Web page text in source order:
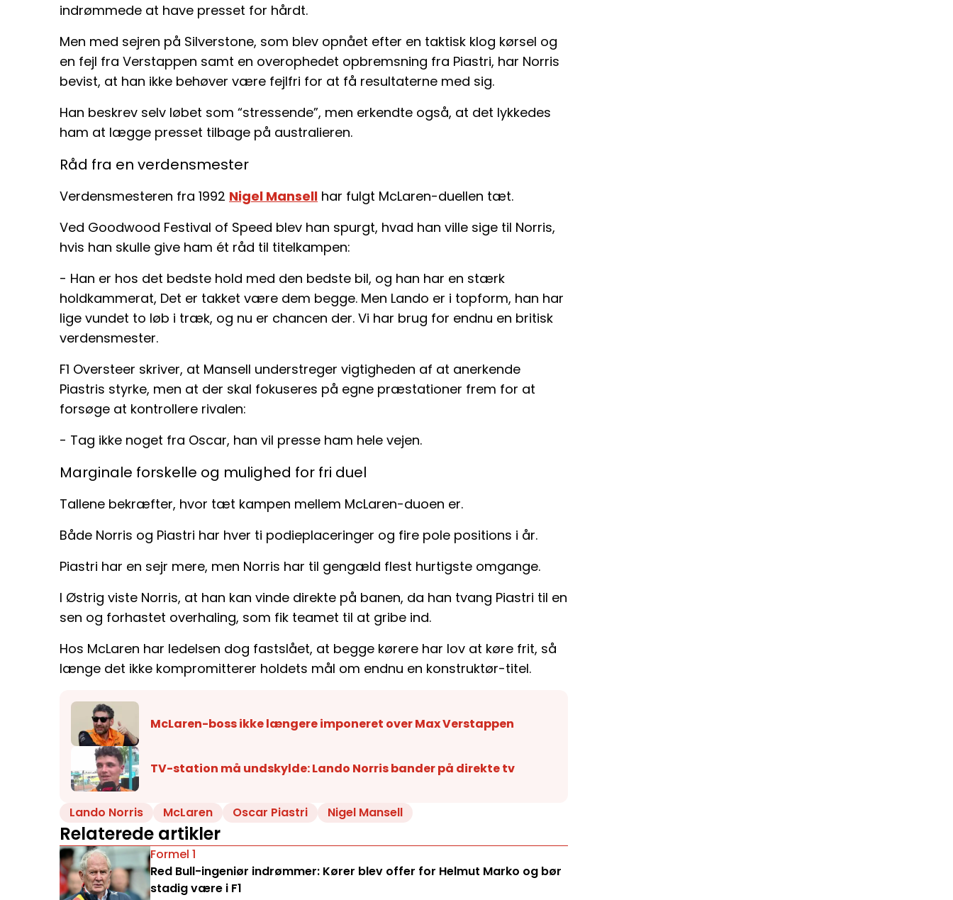
indrømmede at have presset for hårdt.
Men med sejren på Silverstone, som blev opnået efter en taktisk klog kørsel og
en fejl fra Verstappen samt en overophedet opbremsning fra Piastri, har Norris
bevist, at han ikke behøver være fejlfri for at få resultaterne med sig.
Han beskrev selv løbet som “stressende”, men erkendte også, at det lykkedes
ham at lægge presset tilbage på australieren.
Råd fra en verdensmester
Verdensmesteren fra 1992 Nigel Mansell har fulgt McLaren-duellen tæt.
Ved Goodwood Festival of Speed blev han spurgt, hvad han ville sige til Norris,
hvis han skulle give ham ét råd til titelkampen:
- Han er hos det bedste hold med den bedste bil, og han har en stærk
holdkammerat, Det er takket være dem begge. Men Lando er i topform, han har
lige vundet to løb i træk, og nu er chancen der. Vi har brug for endnu en britisk
verdensmester.
F1 Oversteer skriver, at Mansell understreger vigtigheden af at anerkende
Piastris styrke, men at der skal fokuseres på egne præstationer frem for at
forsøge at kontrollere rivalen:
- Tag ikke noget fra Oscar, han vil presse ham hele vejen.
Marginale forskelle og mulighed for fri duel
Tallene bekræfter, hvor tæt kampen mellem McLaren-duoen er.
Både Norris og Piastri har hver ti podieplaceringer og fire pole positions i år.
Piastri har en sejr mere, men Norris har til gengæld flest hurtigste omgange.
I Østrig viste Norris, at han kan vinde direkte på banen, da han tvang Piastri til en
sen og forhastet overhaling, som fik teamet til at gribe ind.
Hos McLaren har ledelsen dog fastslået, at begge kørere har lov at køre frit, så
længe det ikke kompromitterer holdets mål om endnu en konstruktør-titel.
McLaren-boss ikke længere imponeret over Max Verstappen
TV-station må undskylde: Lando Norris bander på direkte tv
Lando Norris McLaren Oscar Piastri Nigel Mansell
Relaterede artikler
Formel 1
Red Bull-ingeniør indrømmer: Kører blev offer for Helmut Marko og bør
stadig være i F1